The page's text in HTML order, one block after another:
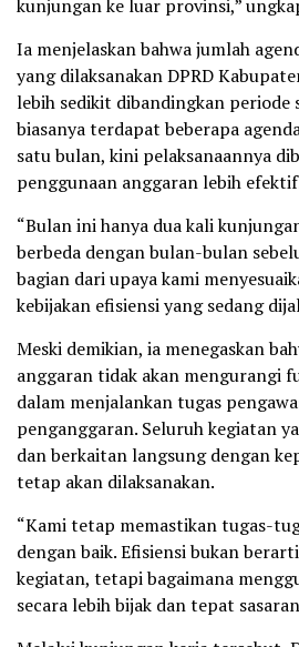
kunjungan ke luar provinsi,”
Ia menjelaskan bahwa jumlah
yang dilaksanakan DPRD
lebih sedikit dibandingkan periode
biasanya terdapat beberapa
satu bulan, kini pelaksanaannya
penggunaan anggaran lebih
“Bulan ini hanya dua kali
berbeda dengan bulan-bulan
bagian dari upaya kami
kebijakan efisiensi yang sedang
Meski demikian, ia menegaskan
anggaran tidak akan mengurangi
dalam menjalankan tugas
penganggaran. Seluruh kegiatan
dan berkaitan langsung dengan
tetap akan dilaksanakan.
“Kami tetap memastikan tugas-
dengan baik. Efisiensi bukan
kegiatan, tetapi bagaimana
secara lebih bijak dan tepat